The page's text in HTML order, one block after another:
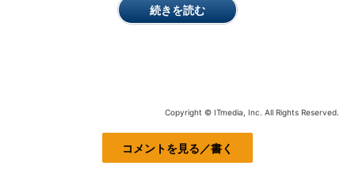
続きを読む
Copyright © ITmedia, Inc. All Rights Reserved.
コメントを見る／書く